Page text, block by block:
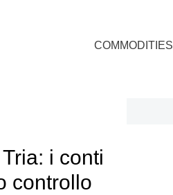
COMMODITIES
i conti
controllo